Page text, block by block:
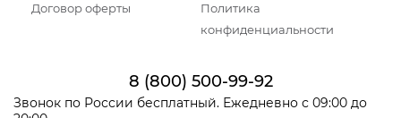
Договор оферты
Политика
конфиденциальности
8 (800) 500-99-92
Звонок по России бесплатный. Ежедневно с 09:00 до